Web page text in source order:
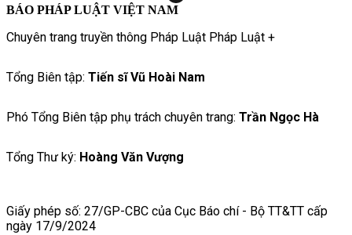
BÁO PHÁP LUẬT VIỆT NAM
Chuyên trang truyền thông Pháp Luật Pháp Luật +
Tổng Biên tập: Tiến sĩ Vũ Hoài Nam
Phó Tổng Biên tập phụ trách chuyên trang: Trần Ngọc Hà
Tổng Thư ký: Hoàng Văn Vượng
Giấy phép số: 27/GP-CBC của Cục Báo chí - Bộ TT&TT cấp
ngày 17/9/2024